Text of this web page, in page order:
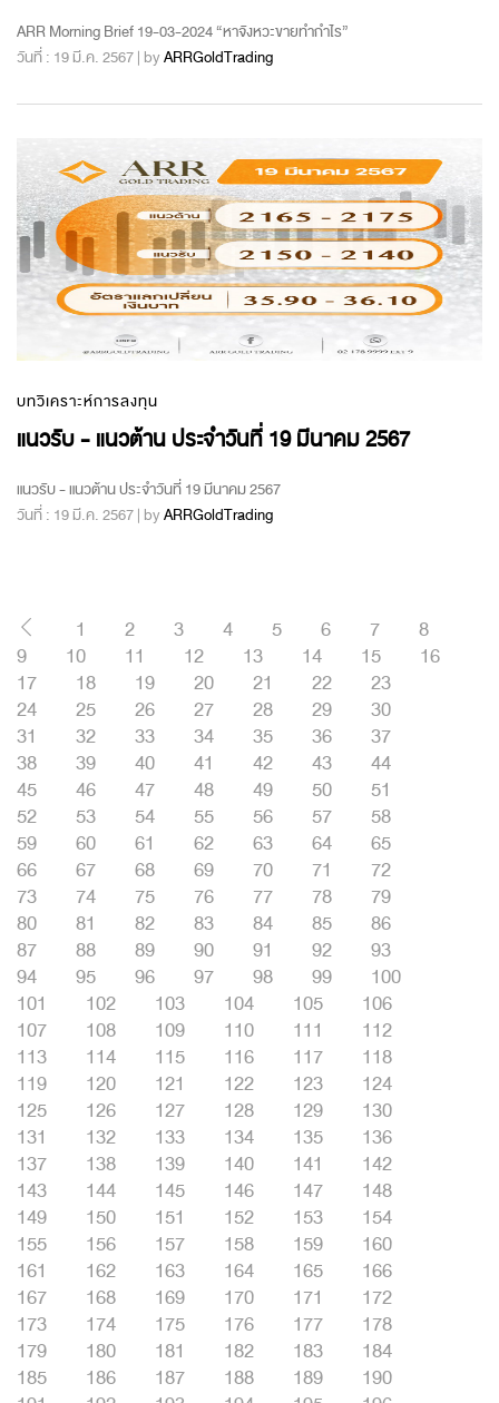
ARR Morning Brief 19-03-2024 “หาจังหวะขายทำกำไร”
วันที่ : 19 มี.ค. 2567 | byARRGoldTrading
บทวิเคราะห์การลงทุน
แนวรับ - แนวต้าน ประจำวันที่ 19 มีนาคม 2567
แนวรับ - แนวต้าน ประจำวันที่ 19 มีนาคม 2567
วันที่ : 19 มี.ค. 2567 | byARRGoldTrading
1 2 3 4 5 6 7
8
9
10 11 12 13 14 15
16
17
18 19 20 21 22
23
24
25 26 27 28 29
30
31
32 33 34 35 36
37
38
39 40 41 42 43
44
45
46 47 48 49 50
51
52
53 54 55 56 57
58
59
60 61 62 63 64
65
66
67 68 69 70 71
72
73
74 75 76 77 78
79
80
81 82 83 84 85
86
87
88 89 90 91 92
93
94
95 96 97 98 99
100
101
102 103 104 105
106
107
108 109 110 111
112
113
114 115 116 117
118
119
120 121 122 123
124
125
126 127 128 129
130
131
132 133 134 135
136
137
138 139 140 141
142
143
144 145 146 147
148
149
150 151 152 153
154
155
156 157 158 159
160
161
162 163 164 165
166
167
168 169 170 171
172
173
174 175 176 177
178
179
180 181 182 183
184
185
186 187 188 189
190